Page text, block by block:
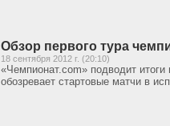
Обзор первого тура
18 сентября 2012 г. (20:10)
«Чемпионат.com» подводит
обозревает стартовые матчи в